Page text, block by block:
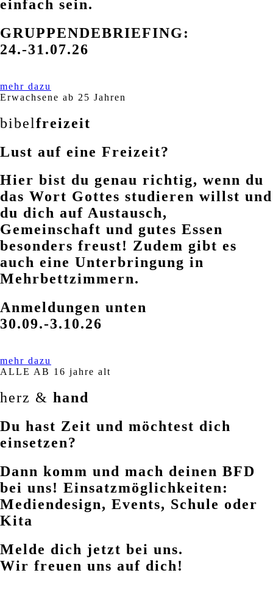
einfach sein.
GRUPPENDEBRIEFING:
24.-31.07.26
mehr dazu
Erwachsene ab 25 Jahren
bibelfreizeit
Lust auf eine Freizeit?
Hier bist du genau richtig, wenn du
das Wort Gottes studieren willst und
du dich auf Austausch,
Gemeinschaft und gutes Essen
besonders freust! Zudem gibt es
auch eine Unterbringung in
Mehrbettzimmern.
Anmeldungen unten
30.09.-3.10.26
mehr dazu
ALLE AB 16 jahre alt
herz & hand
Du hast Zeit und möchtest dich
einsetzen?
Dann komm und mach deinen BFD
bei uns! Einsatzmöglichkeiten:
Mediendesign, Events, Schule oder
Kita
Melde dich jetzt bei uns.
Wir freuen uns auf dich!